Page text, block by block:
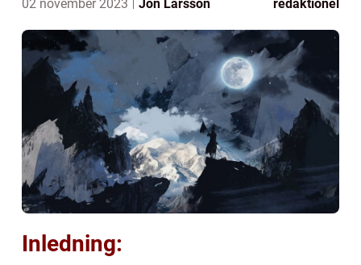
02 november 2023 Jon Larsson redaktionel
Inledning: